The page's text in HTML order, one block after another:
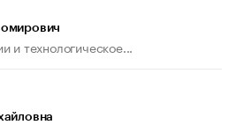
и технологическое...